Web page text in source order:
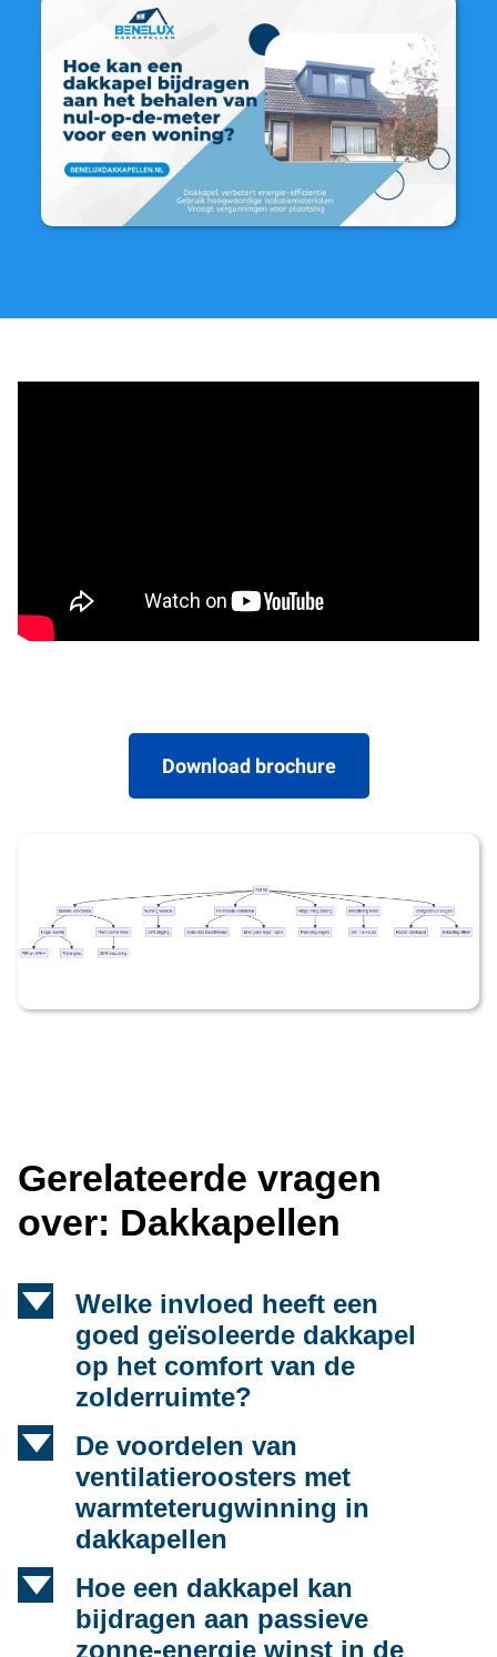
Download brochure
Gerelateerde vragen
over: Dakkapellen
d
Welke invloed heeft een
goed geïsoleerde dakkapel
op het comfort van de
zolderruimte?
d
De voordelen van
ventilatieroosters met
warmteterugwinning in
dakkapellen
d
Hoe een dakkapel kan
bijdragen aan passieve
zonne-energie winst in de